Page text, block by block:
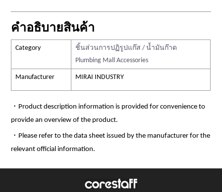
คำอธิบายสินค้า
Category
ชิ้นส่วนการปฏิรูปแก๊ส / น้ำมันก๊าด
Plumbing Mall Accessories
Manufacturer MIRAI INDUSTRY
・Product description information is provided for convenience to
provide an overview of the product.
・Please refer to the data sheet issued by the manufacturer for the
relevant official information.